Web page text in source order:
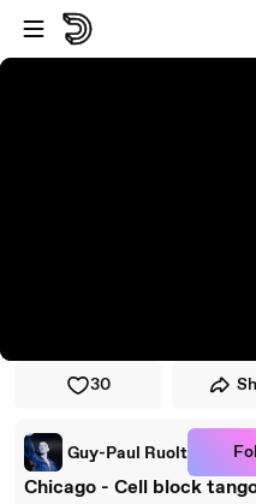
Skip to player
Skip to main content
30
Guy-Paul Ruolt
Chicago - Cell block